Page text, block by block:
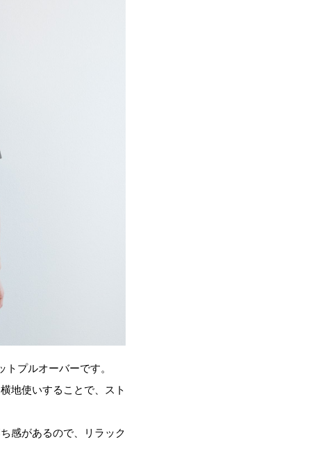
プルオーバーです。
地使いすることで、スト
感があるので、リラック